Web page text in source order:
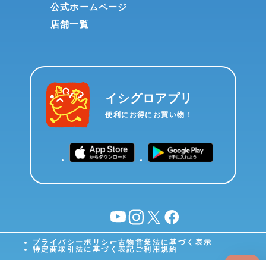
公式ホームページ
店舗一覧
イシグロアプリ
便利にお得にお買い物！
YouTubeinstagram
X facebook
プライバシーポリシー古物営業法に基づく表示
特定商取引法に基づく表記 ご利用規約